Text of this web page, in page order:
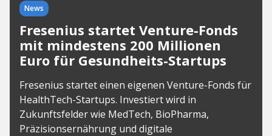
News
Fresenius startet Venture-Fonds
mit mindestens 200 Millionen
Euro für Gesundheits-Startups
Fresenius startet einen eigenen Venture-Fonds für
HealthTech-Startups. Investiert wird in
Zukunftsfelder wie MedTech, BioPharma,
Präzisionsernährung und digitale